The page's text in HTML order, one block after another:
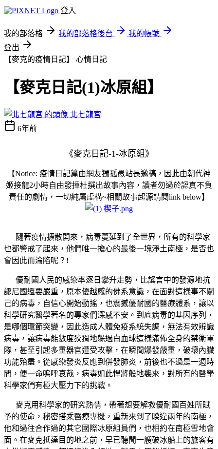
登入
我的部落格 我的部落格後台
我的帳號
登出
【麥克的疫情日記】 心情日記
【麥克日記(1)冰原組】
北七龍宮
6年前
《麥克日記-1-冰原組 》
【Notice: 疫情日記篇由網友獨孤愚站長邀稿，因此由朝代神
姬接龍2小時自由發揮杜撰出故事內容，讀者勿過於認真不負
責任的劇情，一切純屬虛構~相關故事起源請閱link below】
隨著疫情擴散開來，病毒蔓延到了全世界，所有的科學家
也都警戒了起來，他們唯一擔心的最後一塊淨土南極，是否也
會因此而淪陷呢？!
優耐國人民的感染率逐日攀升走勢，比謠言中的發源地抗
謬尼國還要嚴重，原本優越感的佛系意識，在面對這樣事不關
己的病毒，自信心開始動搖，也震撼優耐國的醫療體系，讓以
科學研究醫學著名的專家們深感不安。到底病毒的基因序列，
是哪個環節突變，因此造成人體免疫系統失調，無法有效辨識
病毒，讓病毒能數度狡猾地躲過白血球這樣滿佈全身的禁衛軍
隊，甚至引起多重器官遭受攻擊，在瞬間爆發嚴重，破壞內臟
功能殆盡。從感染發炎反應到併發肺炎，前後也不過是一週時
間，便一命嗚呼哀哉，病毒如此悍將般地襲來，對所有的醫學
科學家們有極大壓力下的挑戰。
麥克用科學家的研究熱情，帶著想要解救優耐國百姓所賦
予的使命，秘密搭乘醫療專機，重新來到了睽違兩年的南極，
他和過往合作過的其它國際冰原組員們，也相約在南極雪地會
面。在麥克抵達目的地之前，早已聽聞一艘破冰船上的旅客有